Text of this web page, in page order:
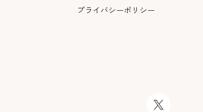
プライバシーポリシー